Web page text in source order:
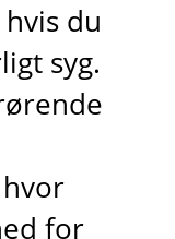
du
syg.
for